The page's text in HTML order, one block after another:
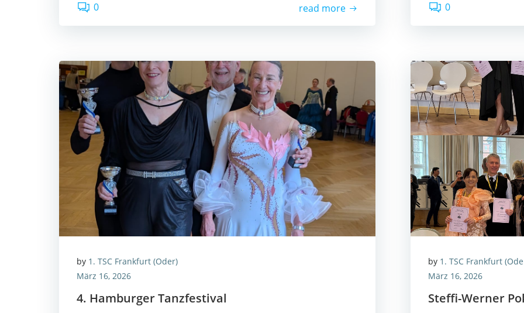
0 read more 0
by 1. TSC Frankfurt (Oder)
März 16, 2026
4. Ham­bur­ger Tanzfestival
by 1. TSC Frankfurt
März 16, 2026
Stef­fi-Wer­ner